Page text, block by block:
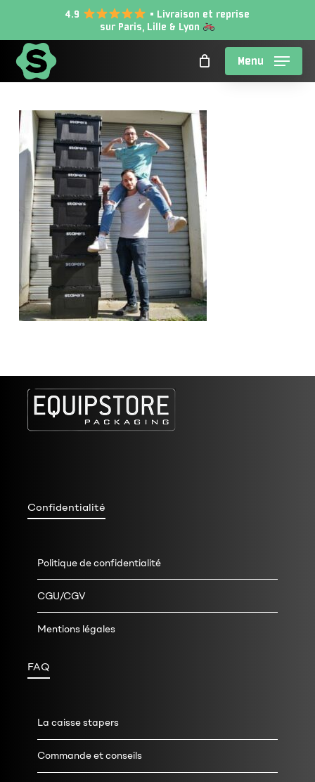
main
content
4.9
• Livraison et reprise
sur Paris, Lille & Lyon
Menu
Confidentialité
Politique de confidentialité
CGU/CGV
Mentions légales
FAQ
La caisse stapers
Commande et conseils